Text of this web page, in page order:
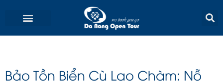
Bảo Tồn Biển Cù Lao Chàm: Nỗ